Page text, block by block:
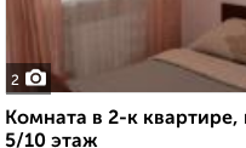
2
Комната в 2-к
5/10 этаж